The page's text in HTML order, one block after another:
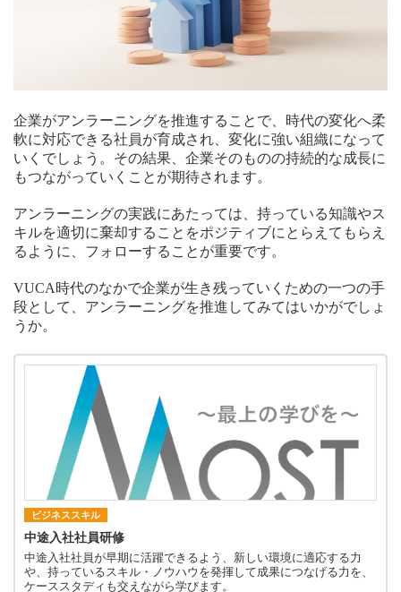
企業がアンラーニングを推進することで、時代の変化へ柔
軟に対応できる社員が育成され、変化に強い組織になって
いくでしょう。その結果、企業そのものの持続的な成長に
もつながっていくことが期待されます。
アンラーニングの実践にあたっては、持っている知識やス
キルを適切に棄却することをポジティブにとらえてもらえ
るように、フォローすることが重要です。
VUCA時代のなかで企業が生き残っていくための一つの手
段として、アンラーニングを推進してみてはいかがでしょ
うか。
ビジネススキル
中途入社社員研修
中途入社社員が早期に活躍できるよう、新しい環境に適応する力
や、持っているスキル・ノウハウを発揮して成果につなげる力を、
ケーススタディも交えながら学びます。